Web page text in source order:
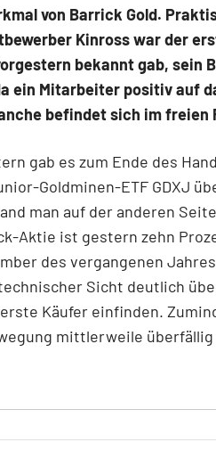
von Barrick Gold.
Kinross war der
bekannt gab, sein
ein Mitarbeiter positiv auf
befindet sich im freien
gab es zum Ende des
Goldminen-ETF GDXJ
man auf der anderen
Aktie ist gestern zehn
des vergangenen
Sicht deutlich
Käufer einfinden.
mittlerweile überfällig